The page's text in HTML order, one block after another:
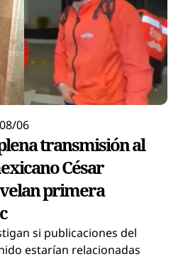
06
transmisión al
César
primera
si publicaciones del
estarían relacionadas